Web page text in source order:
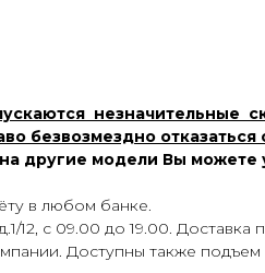
незначительные
безвозмездно отказаться
другие модели Вы
в любом банке.
с 09.00 до 19.00.
Доступны также подъем